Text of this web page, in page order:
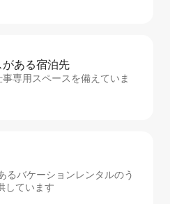
あ⁠る宿⁠泊⁠先
専用スペースを備えていま
るバケーションレンタルのう
しています